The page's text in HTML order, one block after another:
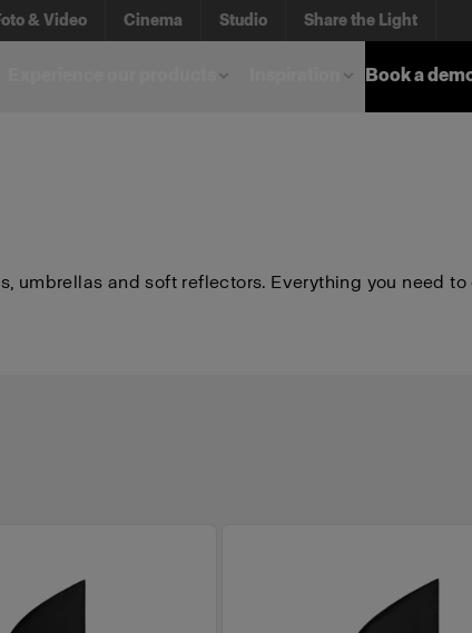
& Video Cinema Studio Share the Light
Book a
umbrellas and soft reflectors. Everything you need